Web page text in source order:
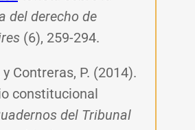
del derecho de
(6), 259-294.
y Contreras, P. (2014).
constitucional
del Tribunal